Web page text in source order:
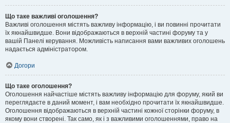
Що таке важливі оголошення?
Важливі оголошення містять важливу інформацію, і ви повинні прочитати
їх якнайшвидше. Вони відображаються в верхній частині форуму та у
вашій Панелі керування. Можливість написання вами важливих оголошень
надається адміністратором.
Догори
Що таке оголошення?
Оголошення найчастіше містять важливу інформацію для форуму, який ви
переглядаєте в даний момент, і вам необхідно прочитати їх якнайшвидше.
Оголошення відображаються в верхній частині кожної сторінки форуму, в
якому вони створені. Так само, як і з важливими оголошеннями, право на